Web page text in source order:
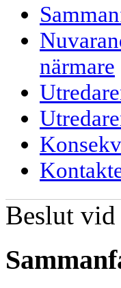
närmare
Beslut vid